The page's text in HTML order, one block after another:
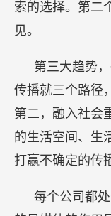
第二个趋势
动物，大脑当中
应，一个系统
直觉反应，10%
短的路径，就是
——这就是广告
件事，第一是培
索的选择。第